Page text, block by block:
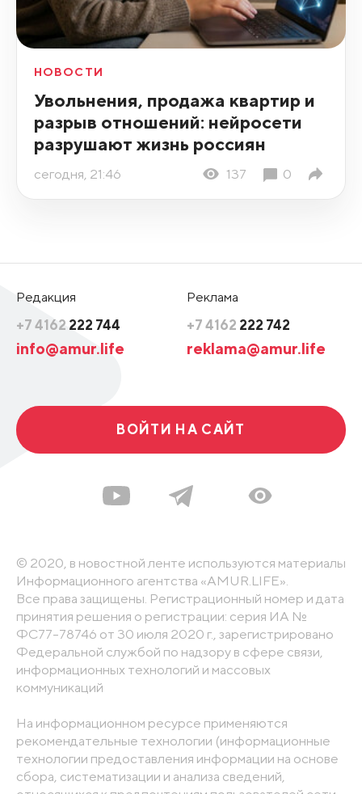
НОВОСТИ
Увольнения, продажа квартир и
разрыв отношений: нейросети
разрушают жизнь россиян
сегодня, 21:46 137 0
Редакция
+7 4162 222 744
info@amur.life
Реклама
+7 4162 222 742
reklama@amur.life
ВОЙТИ НА САЙТ
© 2020, в новостной ленте используются материалы
Информационного агентства «AMUR.LIFE».
Все права защищены. Регистрационный номер и дата
принятия решения о регистрации: серия ИА №
ФС77-78746 от 30 июля 2020 г., зарегистрировано
Федеральной службой по надзору в сфере связи,
информационных технологий и массовых
коммуникаций
На информационном ресурсе применяются
рекомендательные технологии (информационные
технологии предоставления информации на основе
сбора, систематизации и анализа сведений,